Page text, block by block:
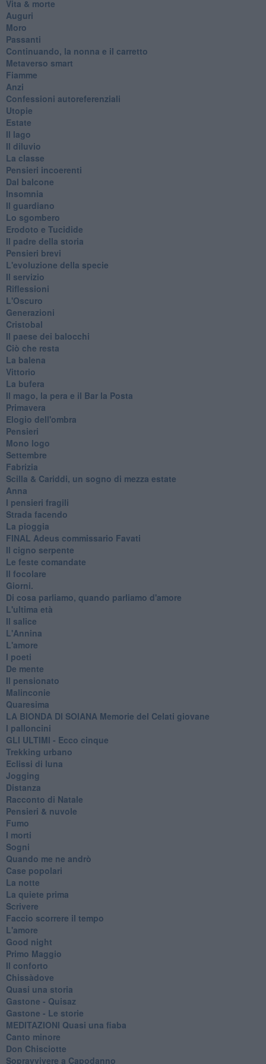
Vita & morte
Auguri
Moro
Passanti
Continuando, la nonna e il carretto
Metaverso smart
Fiamme
Anzi
Confessioni autoreferenziali
Utopie
Estate
Il lago
Il diluvio
La classe
Pensieri incoerenti
Dal balcone
Insomnia
Il guardiano
Lo sgombero
Erodoto e Tucidide
Il padre della storia
Pensieri brevi
L'evoluzione della specie
Il servizio
Riflessioni
L'Oscuro
Generazioni
Cristobal
Il paese dei balocchi
Ciò che resta
La balena
Vittorio
La bufera
Il mago, la pera e il Bar la Posta
Primavera
Elogio dell'ombra
Pensieri
Mono logo
Settembre
Fabrizia
​Scilla & Cariddi, un sogno di mezza estate
Anna
I pensieri fragili
Strada facendo
La pioggia
FINAL Adeus commissario Favati
Il cigno serpente
Le feste comandate
Il focolare
Giorni.
Di cosa parliamo, quando parliamo d'amore
L'ultima età
Il salice
L'Annina
L'amore
I poeti
De mente
Il pensionato
Malinconie
Quaresima
LA BIONDA DI SOIANA Memorie del Celati giovane
I palloncini
GLI ULTIMI - Ecco cinque
Trekking urbano
Eclissi di luna
Jogging
Distanza
Racconto di Natale
Pensieri & nuvole
Fumo
I morti
Sogni
Quando me ne andrò
Case popolari
La notte
La quiete prima
Scrivere
Faccio scorrere il tempo
L'amore
Good night
Primo Maggio
Il conforto
Chissàdove
Quasi una storia
Gastone - Quisaz
Gastone - Le storie
MEDITAZIONI Quasi una fiaba
Canto minore
Don Chisciotte
Sopravvivere a Capodanno